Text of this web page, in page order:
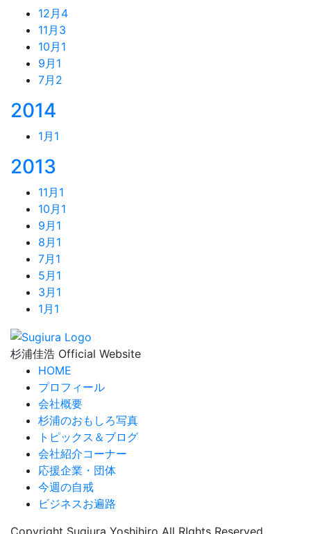
12月 4
11月 3
10月 1
9月 1
7月 2
2014
1月 1
2013
11月 1
10月 1
9月 1
8月 1
7月 1
5月 1
3月 1
1月 1
杉浦佳浩 Official Website
HOME
プロフィール
会社概要
杉浦のおもしろ写真
トピックス＆ブログ
会社紹介コーナー
応援企業・団体
今週の自戒
ビジネスお遍路